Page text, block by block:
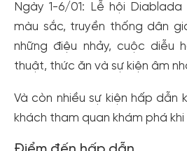
Ngày 1-6/01: Lễ hội
màu sắc, truyền thống dân
những điệu nhảy, cuộc diễu
thuật, thức ăn và sự kiện âm
Và còn nhiều sự kiện hấp dẫn
khách tham quan khám phá